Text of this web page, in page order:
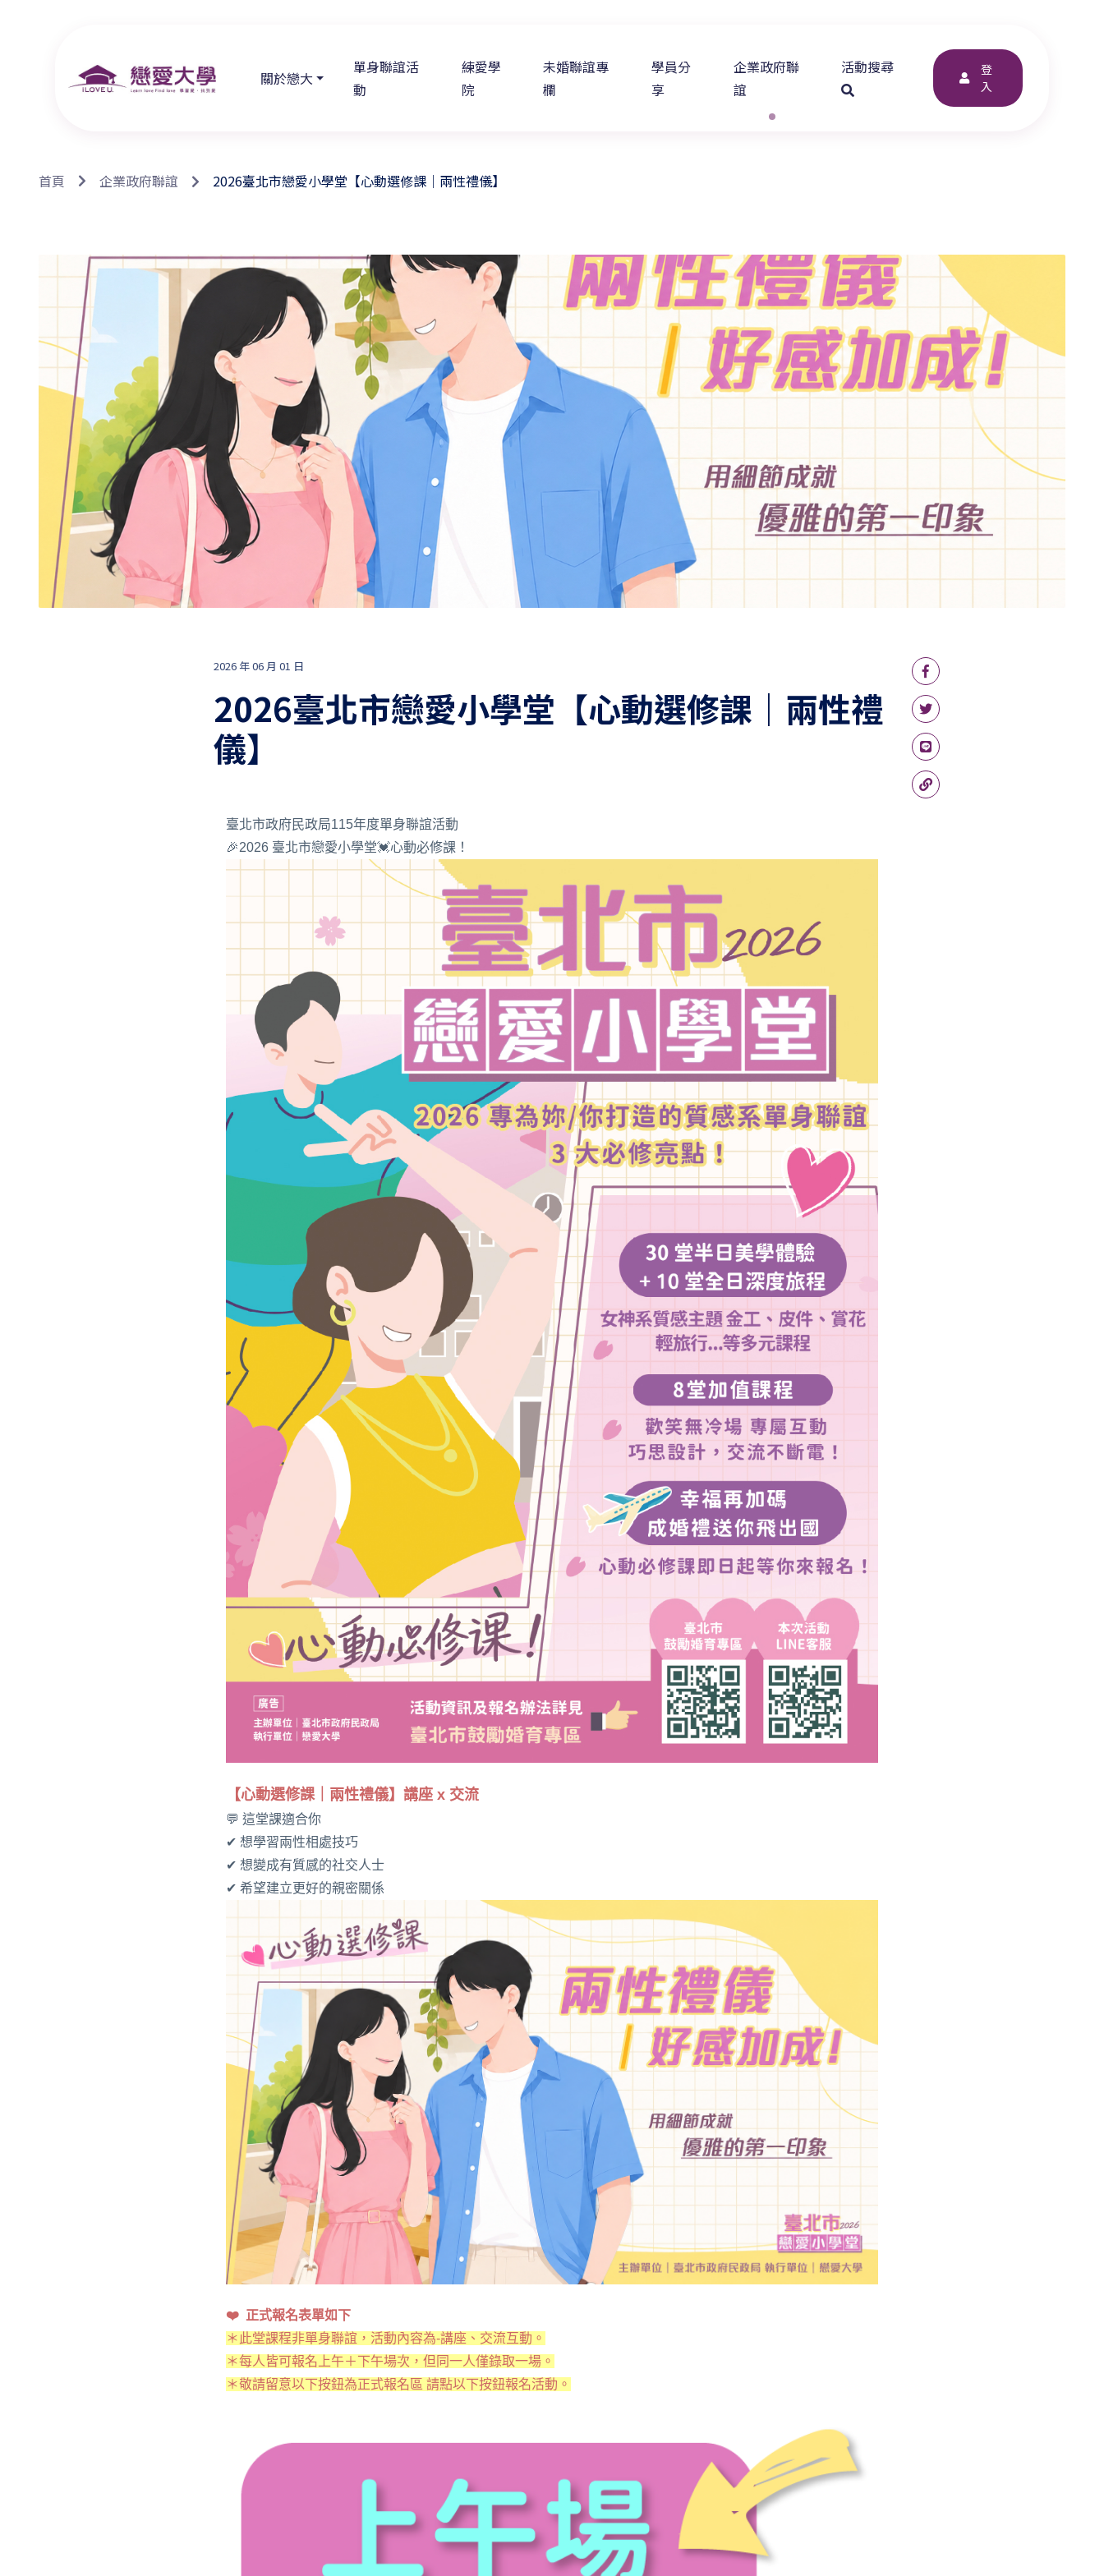
登
入
關於戀大
單身聯誼活
動
練愛學
院
未婚聯誼專
欄
學員分
享
企業政府聯
誼
活動搜尋
首頁 企業政府聯誼 2026臺北市戀愛小學堂【心動選修課｜兩性禮儀】
2026 年 06 月 01 日
2026臺北市戀愛小學堂【心動選修課｜兩性禮
儀】
臺北市政府民政局115年度單身聯誼活動
🎉2026 臺北市戀愛小學堂💓心動必修課！
【心動選修課｜兩性禮儀】講座 x 交流
💬 這堂課適合你
✔ 想學習兩性相處技巧
✔ 想變成有質感的社交人士
✔ 希望建立更好的親密關係
❤️ 正式報名表單如下
＊此堂課程非單身聯誼，活動內容為-講座、交流互動。
＊每人皆可報名上午＋下午場次，但同一人僅錄取一場。
＊敬請留意以下按鈕為正式報名區 請點以下按鈕報名活動。